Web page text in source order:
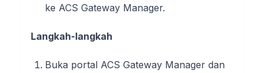
ke ACS Gateway Manager.
Langkah-langkah
Buka portal ACS Gateway Manager dan